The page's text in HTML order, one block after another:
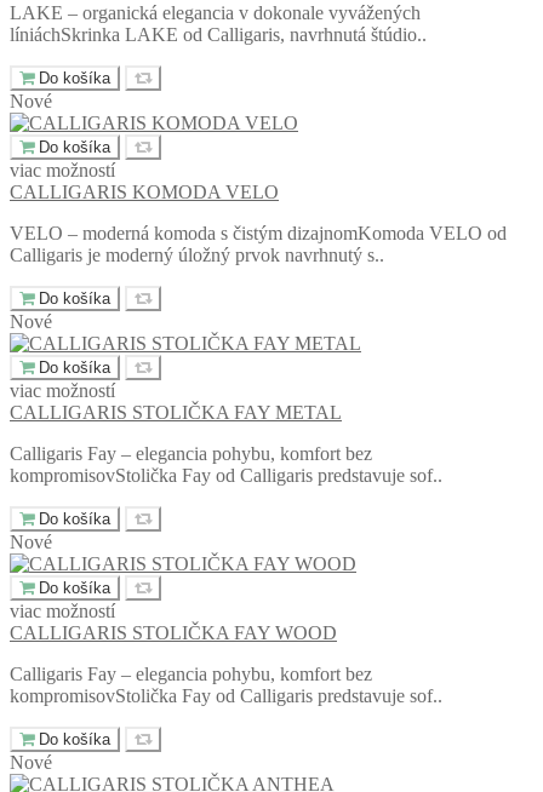
LAKE – organická elegancia v dokonale vyvážených
líniáchSkrinka LAKE od Calligaris, navrhnutá štúdio..
Do košíka
Nové
Do košíka
viac možností
CALLIGARIS KOMODA VELO
VELO – moderná komoda s čistým dizajnomKomoda VELO od
Calligaris je moderný úložný prvok navrhnutý s..
Do košíka
Nové
Do košíka
viac možností
CALLIGARIS STOLIČKA FAY METAL
Calligaris Fay – elegancia pohybu, komfort bez
kompromisovStolička Fay od Calligaris predstavuje sof..
Do košíka
Nové
Do košíka
viac možností
CALLIGARIS STOLIČKA FAY WOOD
Calligaris Fay – elegancia pohybu, komfort bez
kompromisovStolička Fay od Calligaris predstavuje sof..
Do košíka
Nové